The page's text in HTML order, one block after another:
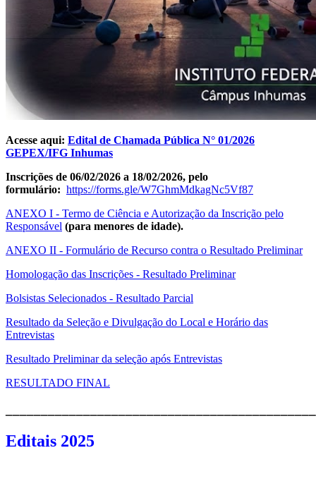
Acesse aqui: Edital de Chamada Pública N° 01/2026
GEPEX/IFG Inhumas
Inscrições de 06/02/2026 a 18/02/2026, pelo
formulário: https://forms.gle/W7GhmMdkagNc5Vf87
ANEXO I - Termo de Ciência e Autorização da Inscrição pelo
Responsável (para menores de idade).
ANEXO II - Formulário de Recurso contra o Resultado Preliminar
Homologação das Inscrições - Resultado Preliminar
Bolsistas Selecionados - Resultado Parcial
Resultado da Seleção e Divulgação do Local e Horário das
Entrevistas
Resultado Preliminar da seleção após Entrevistas
RESULTADO FINAL
Editais 2025